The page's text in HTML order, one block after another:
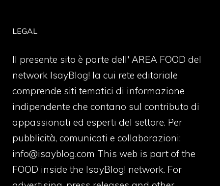
LEGAL
Il presente sito è parte dell' AREA FOOD del
network IsayBlog! la cui rete editoriale
comprende siti tematici di informazione
indipendente che contano sul contributo di
appassionati ed esperti del settore. Per
pubblicità, comunicati e collaborazioni:
info@isayblog.com This web is part of the
FOOD inside the IsayBlog! network. For